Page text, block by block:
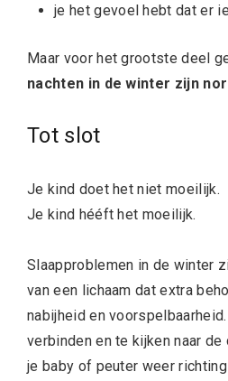
je het gevoel hebt dat er
Maar voor het grootste deel
nachten in de winter zijn
Tot slot
Je kind doet het niet moeilijk.
Je kind hééft het moeilijk.
Slaapproblemen in de winter
van een lichaam dat extra
nabijheid en
verbinden en te kijken naar
je baby of peuter weer